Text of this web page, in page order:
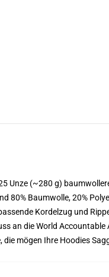
Unze (~280 g)
80% Baumwolle, 20%
Kordelzug und
an die World
die mögen Ihre Hoodies